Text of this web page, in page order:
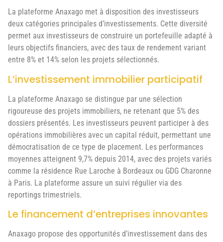
La plateforme Anaxago met à disposition des investisseurs
deux catégories principales d’investissements. Cette diversité
permet aux investisseurs de construire un portefeuille adapté à
leurs objectifs financiers, avec des taux de rendement variant
entre 8% et 14% selon les projets sélectionnés.
L’investissement immobilier participatif
La plateforme Anaxago se distingue par une sélection
rigoureuse des projets immobiliers, ne retenant que 5% des
dossiers présentés. Les investisseurs peuvent participer à des
opérations immobilières avec un capital réduit, permettant une
démocratisation de ce type de placement. Les performances
moyennes atteignent 9,7% depuis 2014, avec des projets variés
comme la résidence Rue Laroche à Bordeaux ou GDG Charonne
à Paris. La plateforme assure un suivi régulier via des
reportings trimestriels.
Le financement d’entreprises innovantes
Anaxago propose des opportunités d’investissement dans des